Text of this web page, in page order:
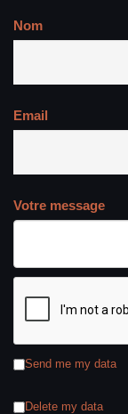
Nom
Email
Votre message
Send me my data
Delete my data